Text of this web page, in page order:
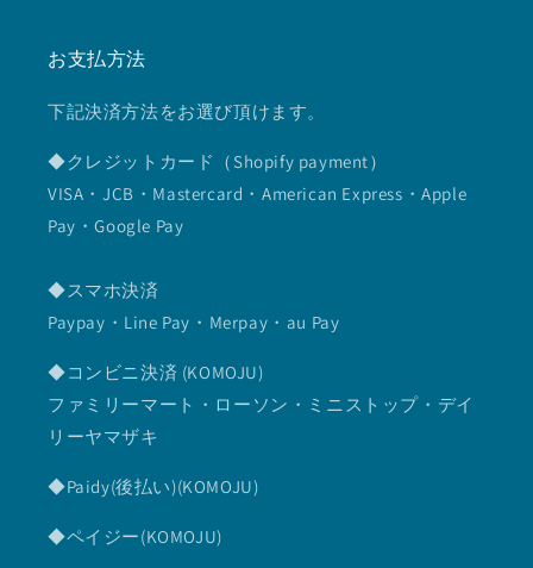
お支払方法
下記決済方法をお選び頂けます。
◆クレジットカード（Shopify payment）
VISA・JCB・Mastercard・American Express・Apple
Pay・Google Pay
◆スマホ決済
Paypay・Line Pay・Merpay・au Pay
◆コンビニ決済 (KOMOJU)
ファミリーマート・ローソン・ミニストップ・デイ
リーヤマザキ
◆Paidy(後払い)(KOMOJU)
◆ペイジー(KOMOJU)